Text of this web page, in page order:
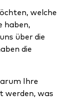
welche
haben,
über die
die
Ihre
werden, was